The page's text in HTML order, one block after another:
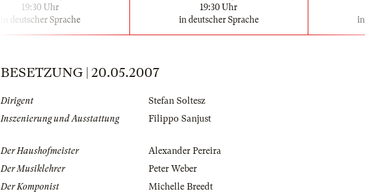
19:30 Uhr
in deutscher Sprache
19:30 Uhr
in deutscher Sprache
in
BESETZUNG | 20.05.2007
Dirigent
Stefan Soltesz
Inszenierung und Ausstattung
Filippo Sanjust
Der Haushofmeister
Alexander Pereira
Der Musiklehrer
Peter Weber
Der Komponist
Michelle Breedt